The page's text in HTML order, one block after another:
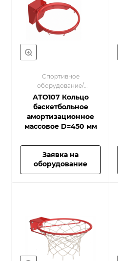
Спортивное
оборудование/
Оборудование для
спортивных площадок
АТО107 Кольцо
баскетбольное
амортизационное
массовое D=450 мм
Заявка на
оборудование